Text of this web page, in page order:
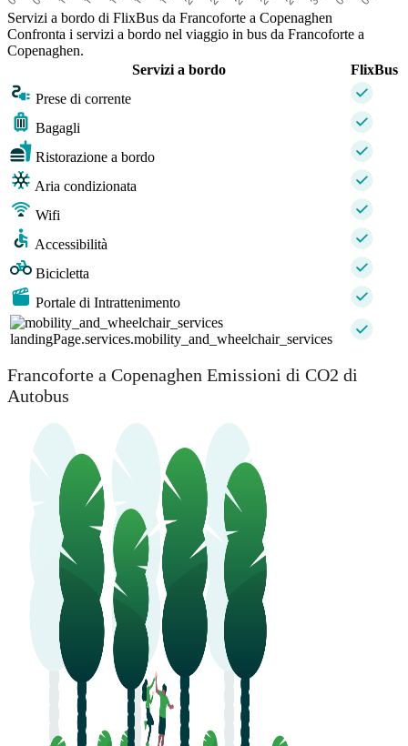
Servizi a bordo di FlixBus da Francoforte a Copenaghen
Confronta i servizi a bordo nel viaggio in bus da Francoforte a
Copenaghen.
Servizi a bordo
FlixBus
Prese di corrente
Bagagli
Ristorazione a bordo
Aria condizionata
Wifi
Accessibilità
Bicicletta
Portale di Intrattenimento
landingPage.services.mobility_and_wheelchair_services
Francoforte a Copenaghen Emissioni di CO2 di
Autobus